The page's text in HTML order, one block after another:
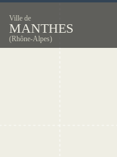
Ville de
MANTHES
(Rhône-Alpes)